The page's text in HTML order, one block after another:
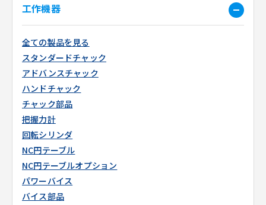
工作機器
全ての製品を見る
スタンダードチャック
アドバンスチャック
ハンドチャック
チャック部品
把握力計
回転シリンダ
NC円テーブル
NC円テーブルオプション
パワーバイス
バイス部品